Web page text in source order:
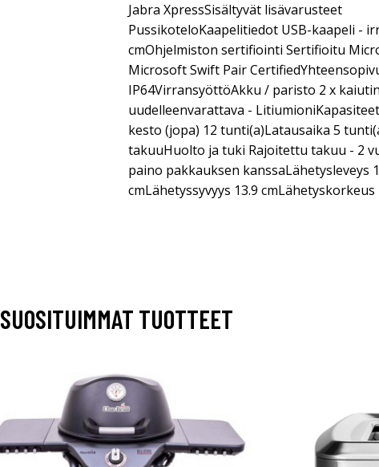
Jabra XpressSisältyvät lisävarusteet
PussikoteloKaapelitiedot USB-kaapeli -
cmOhjelmiston sertifiointi Sertifioitu
Microsoft Swift Pair
IP64VirransyöttöAkku / paristo 2 x
uudelleenvarattava -
kesto (jopa) 12 tunti(a)Latausaika 5
takuuHuolto ja tuki Rajoitettu takuu - 2
paino pakkauksen kanssaLähetysleveys
cmLähetyssyvyys 13.9 cmLähetyskorkeus
SUOSITUIMMAT TUOTTEET